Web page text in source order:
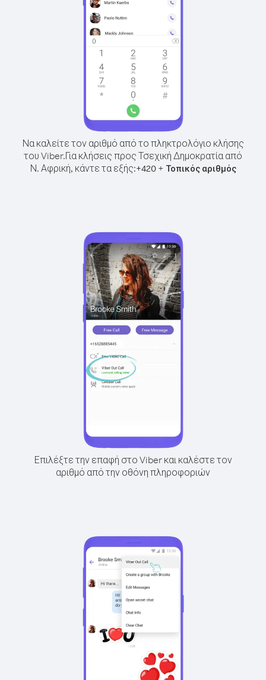
Να καλείτε τον αριθμό από το πληκτρολόγιο κλήσης
του Viber.Για κλήσεις προς Τσεχική Δημοκρατία από
Ν. Αφρική, κάντε τα εξής:+420+ Τοπικός αριθμός
Επιλέξτε την επαφή στο Viber και καλέστε τον
αριθμό από την οθόνη πληροφοριών